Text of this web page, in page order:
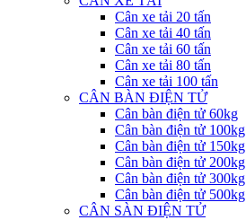
Cân xe tải 20 tấn
Cân xe tải 40 tấn
Cân xe tải 60 tấn
Cân xe tải 80 tấn
Cân xe tải 100 tấn
CÂN BÀN ĐIỆN TỬ
Cân bàn điện tử 60kg
Cân bàn điện tử 100kg
Cân bàn điện tử 150kg
Cân bàn điện tử 200kg
Cân bàn điện tử 300kg
Cân bàn điện tử 500kg
CÂN SÀN ĐIỆN TỬ